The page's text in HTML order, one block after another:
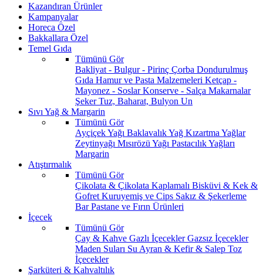
Kazandıran Ürünler
Kampanyalar
Horeca Özel
Bakkallara Özel
Temel Gıda
Tümünü Gör
Bakliyat - Bulgur - Pirinç Çorba Dondurulmuş
Gıda Hamur ve Pasta Malzemeleri Ketçap -
Mayonez - SoslarKonserve - Salça Makarnalar
ŞekerTuz, Baharat, Bulyon Un
Sıvı Yağ & Margarin
Tümünü Gör
Ayçiçek Yağı Baklavalık Yağ Kızartma Yağlar
Zeytinyağı Mısırözü Yağı Pastacılık Yağları
Margarin
Atıştırmalık
Tümünü Gör
Çikolata & Çikolata Kaplamalı Bisküvi & Kek &
Gofret Kuruyemiş ve Cips Sakız & Şekerleme
BarPastane ve Fırın Ürünleri
İçecek
Tümünü Gör
Çay & Kahve Gazlı İçeceklerGazsız İçecekler
Maden Suları Su Ayran & Kefir & Salep Toz
İçecekler
Şarküteri & Kahvaltılık